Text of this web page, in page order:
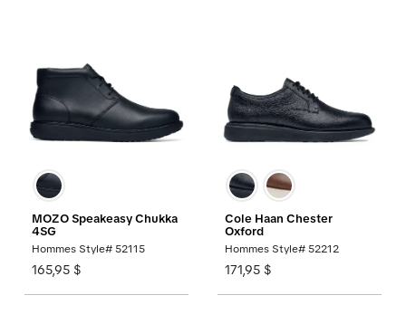
MOZO Speakeasy Chukka
4SG
Hommes Style# 52115
165,95 $
Cole Haan Chester
Oxford
Hommes Style# 52212
171,95 $